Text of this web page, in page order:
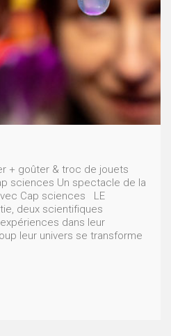
+ goûter & troc de jouets
sciences Un spectacle de la
Cap sciences LE
deux scientifiques
dans leur
leur univers se transforme